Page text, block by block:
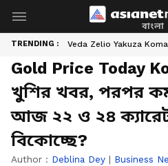
বাংলা
TRENDING : Veda Zelio Yakuza
Gold Price Today
খুশির খবর, পরপর
আজ ২২ ও ২৪
বিকোচ্ছে?
Author : Deblina Dey | Business